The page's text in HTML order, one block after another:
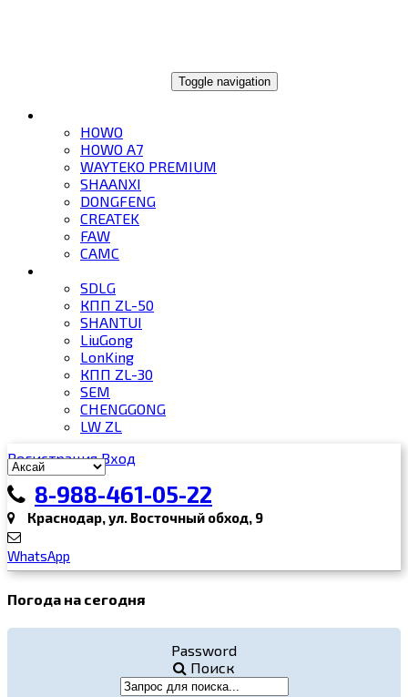
Toggle navigation
HOWO
HOWO A7
WAYTEKO PREMIUM
SHAANXI
DONGFENG
CREATEK
FAW
CAMC
SDLG
КПП ZL-50
SHANTUI
LiuGong
LonKing
КПП ZL-30
SEM
CHENGGONG
LW ZL
Регистрация Вход
8-988-461-05-22
Краснодар, ул. Восточный обход, 9
WhatsApp
Погода на сегодня
Password
Поиск